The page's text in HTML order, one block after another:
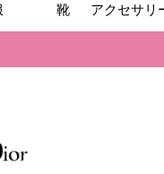
靴
アクセサリ
バッグ最新モデルが登場。
扱い。最高品質の再現度を